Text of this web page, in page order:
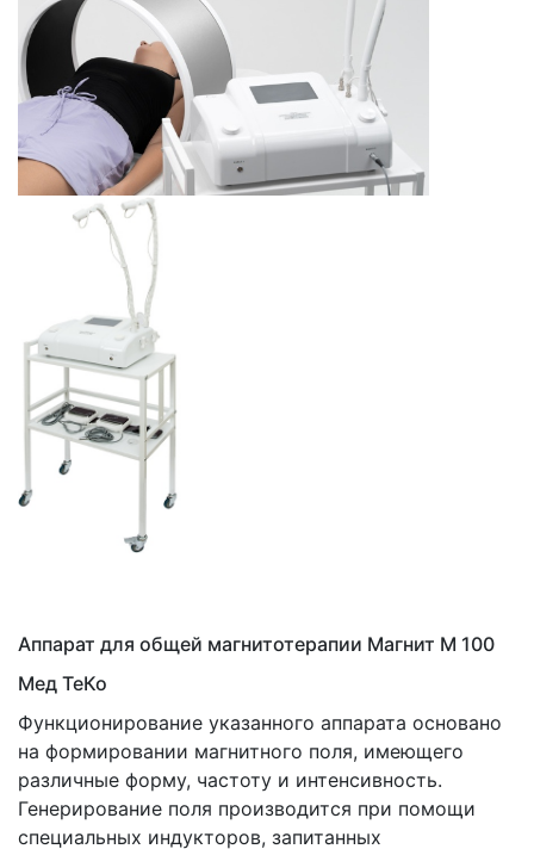
Аппарат для общей магнитотерапии Магнит М 100
Мед ТеКо
Функционирование указанного аппарата основано
на формировании магнитного поля, имеющего
различные форму, частоту и интенсивность.
Генерирование поля производится при помощи
специальных индукторов, запитанных